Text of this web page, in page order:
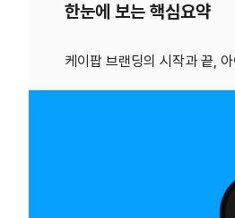
한눈에 보는 핵심요약